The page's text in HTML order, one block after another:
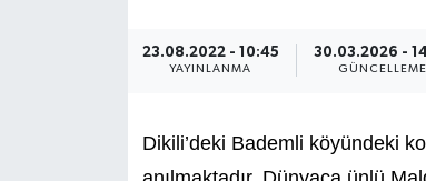
23.08.2022 - 10:45
YAYINLANMA
30.03.2026 -
GÜNCELLEME
Dikili’deki Bademli köyündeki
Haber Arşivi